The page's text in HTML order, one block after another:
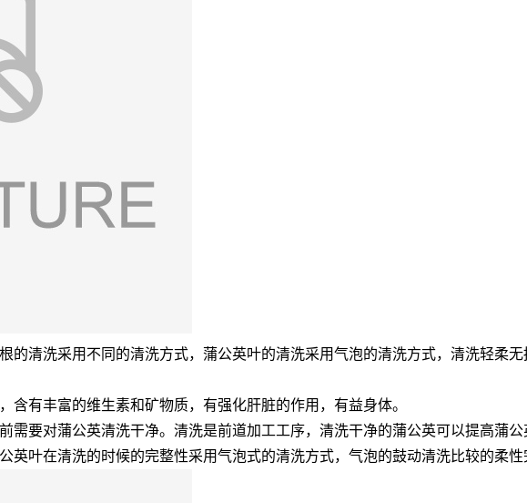
的清洗采用不同的清洗方式，蒲公英叶的清洗采用气泡的清洗方式，清洗轻柔
含有丰富的维生素和矿物质，有强化肝脏的作用，有益身体。
需要对蒲公英清洗干净。清洗是前道加工工序，清洗干净的蒲公英可以提高蒲
英叶在清洗的时候的完整性采用气泡式的清洗方式，气泡的鼓动清洗比较的柔性